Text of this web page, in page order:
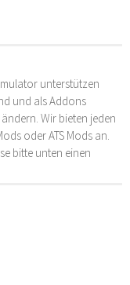
unterstützen
und als Addons
Wir bieten jeden
oder ATS Mods an.
bitte unten einen